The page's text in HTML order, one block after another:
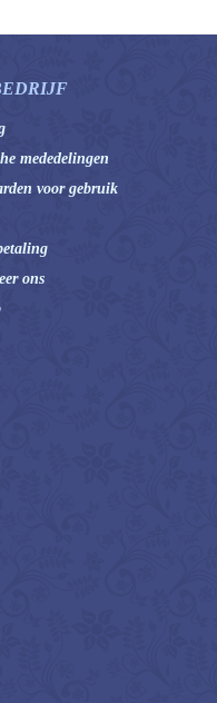
mededelingen
voor gebruik
ons